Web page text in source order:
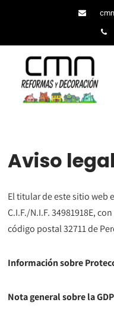
Aviso
El titular de este sitio web
C.I.F./N.I.F. 34981918E,
código postal 32711 de
Información sobre
Nota general sobre la